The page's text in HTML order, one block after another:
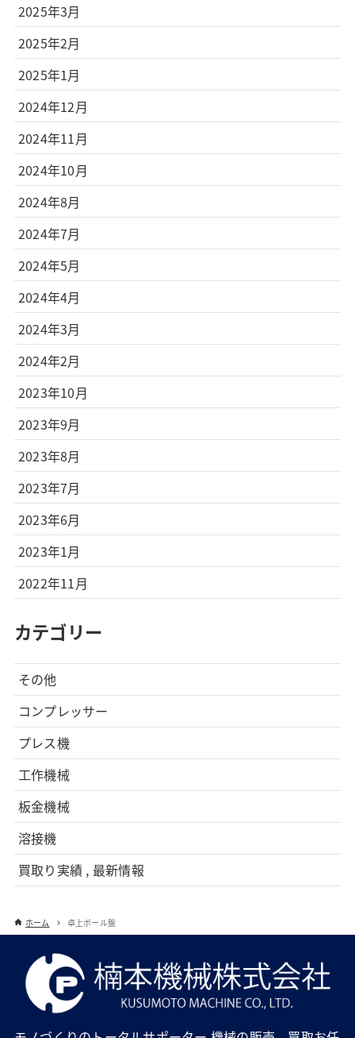
2025年3月
2025年2月
2025年1月
2024年12月
2024年11月
2024年10月
2024年8月
2024年7月
2024年5月
2024年4月
2024年3月
2024年2月
2023年10月
2023年9月
2023年8月
2023年7月
2023年6月
2023年1月
2022年11月
カテゴリー
その他
コンプレッサー
プレス機
工作機械
板金機械
溶接機
買取り実績 , 最新情報
ホーム 卓上ボール盤